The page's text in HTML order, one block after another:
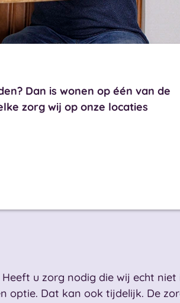
Dan is wonen op één van de
zorg wij op onze locaties
u zorg nodig die wij echt niet
optie. Dat kan ook tijdelijk. De